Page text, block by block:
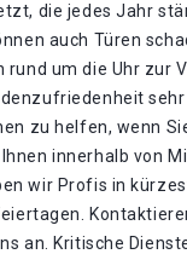
die jedes Jahr
auch Türen
um die Uhr zur
zu helfen, wenn
innerhalb von
wir Profis in
an. Kritische